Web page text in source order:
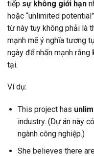
tiếp sự không giới hạn
hoặc “unlimited
từ này tuy không phải là
mạnh mẽ ý nghĩa tương
ngày để nhấn mạnh rằng
tại.
Ví dụ:
This project has
industry. (Dự án này có
ngành công nghiệp.)
She believes there